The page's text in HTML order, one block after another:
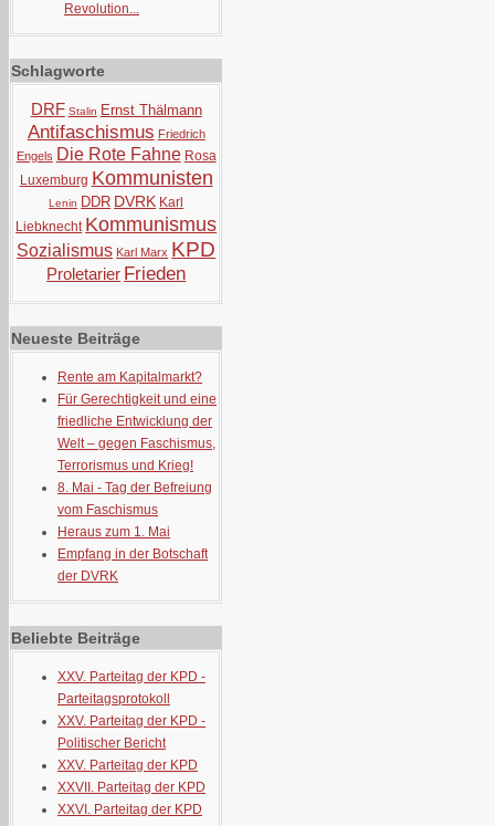
Revolution...
Schlagworte
DRF Stalin Ernst Thälmann
Antifaschismus Friedrich
Engels Die Rote Fahne Rosa
Luxemburg Kommunisten
Lenin DDR DVRK Karl
Liebknecht Kommunismus
Sozialismus Karl Marx KPD
Proletarier Frieden
Neueste Beiträge
Rente am Kapitalmarkt?
Für Gerechtigkeit und eine
friedliche Entwicklung der
Welt – gegen Faschismus,
Terrorismus und Krieg!
8. Mai - Tag der Befreiung
vom Faschismus
Heraus zum 1. Mai
Empfang in der Botschaft
der DVRK
Beliebte Beiträge
XXV. Parteitag der KPD -
Parteitagsprotokoll
XXV. Parteitag der KPD -
Politischer Bericht
XXV. Parteitag der KPD
XXVII. Parteitag der KPD
XXVI. Parteitag der KPD